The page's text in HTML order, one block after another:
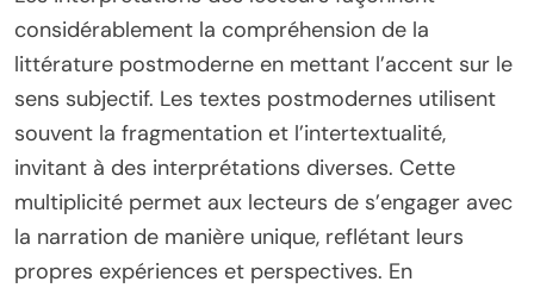
considérablement la compréhension de la
littérature postmoderne en mettant l’accent sur le
sens subjectif. Les textes postmodernes utilisent
souvent la fragmentation et l’intertextualité,
invitant à des interprétations diverses. Cette
multiplicité permet aux lecteurs de s’engager avec
la narration de manière unique, reflétant leurs
propres expériences et perspectives. En